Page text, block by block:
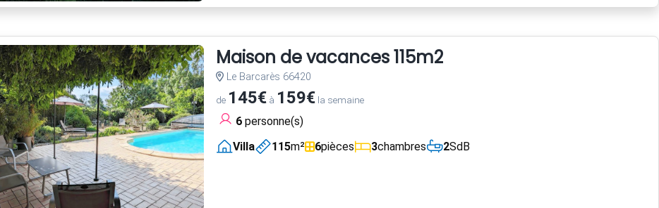
Maison de vacances 115m2
Le Barcarès 66420
de 145€à 159€la semaine
6personne(s)
Villa
115m² 6pièces 3chambres 2SdB